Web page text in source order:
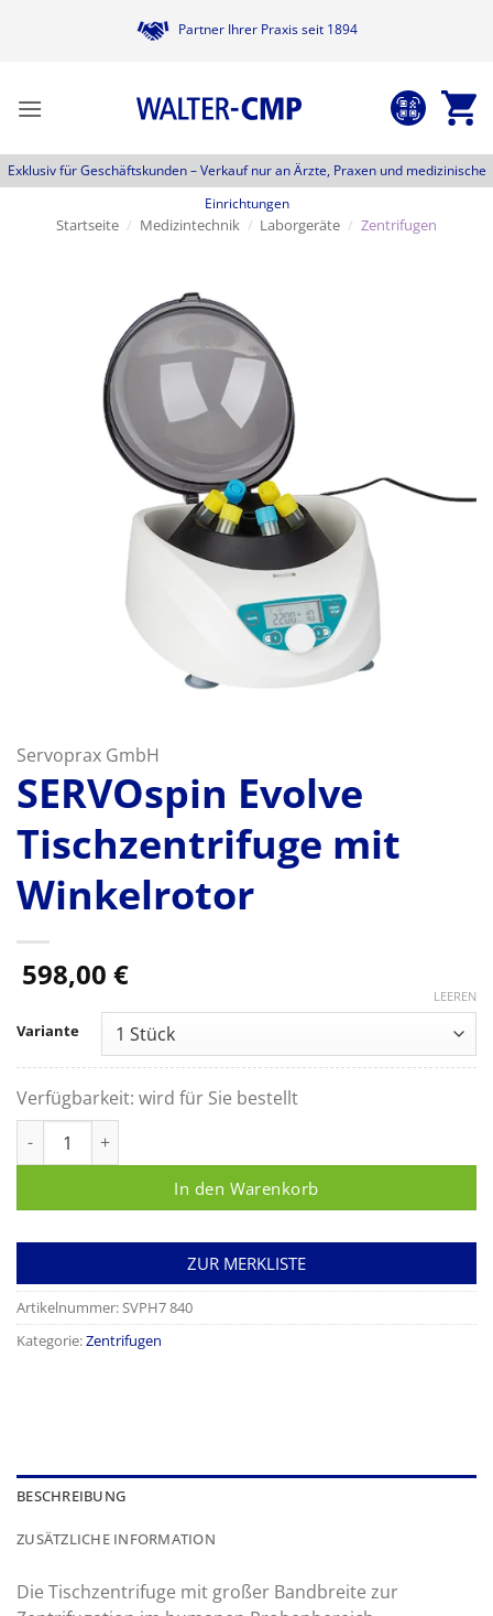
Partner Ihrer Praxis seit 1894
Exklusiv für Geschäftskunden –Verkauf nur an Ärzte, Praxen und medizinische
Einrichtungen
Startseite / Medizintechnik / Laborgeräte / Zentrifugen
Servoprax GmbH
SERVOspin Evolve
Tischzentrifuge mit
Winkelrotor
598,00 €
Variante
LEEREN
Verfügbarkeit: wird für Sie bestellt
In den Warenkorb
ZUR MERKLISTE
Artikelnummer:SVPH7 840
Kategorie:Zentrifugen
BESCHREIBUNG
ZUSÄTZLICHE INFORMATION
Die Tischzentrifuge mit großer Bandbreite zur